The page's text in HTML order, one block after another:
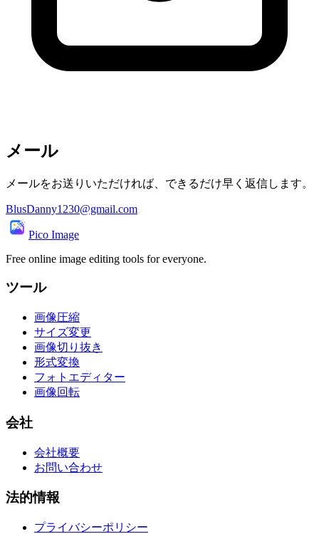
メール
メールをお送りいただければ、できるだけ早く返信します。
BlusDanny1230@gmail.com
Pico Image
Free online image editing tools for everyone.
ツール
画像圧縮
サイズ変更
画像切り抜き
形式変換
フォトエディター
画像回転
会社
会社概要
お問い合わせ
法的情報
プライバシーポリシー